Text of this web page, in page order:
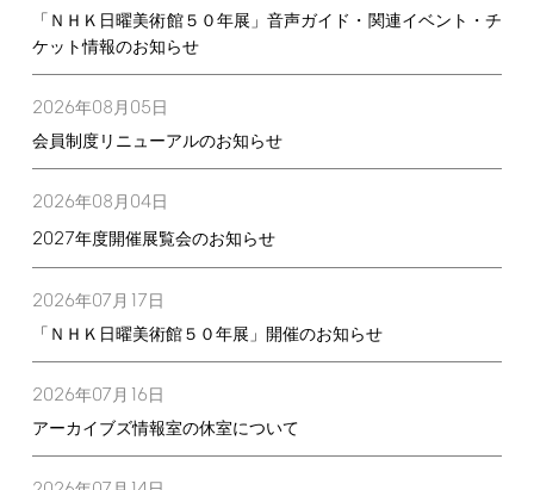
「ＮＨＫ日曜美術館５０年展」音声ガイド・関連イベント・チ
ケット情報のお知らせ
2026年08月 05日
会員制度リニューアルのお知らせ
2026年08月 04日
2027年度開催展覧会のお知らせ
2026年07月 17日
「ＮＨＫ日曜美術館５０年展」開催のお知らせ
2026年07月 16日
アーカイブズ情報室の休室について